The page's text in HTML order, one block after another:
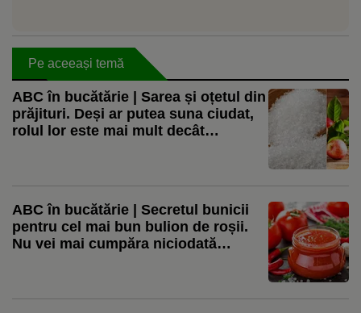
Pe aceeași temă
ABC în bucătărie | Sarea și oțetul din
prăjituri. Deși ar putea suna ciudat,
rolul lor este mai mult decât
ABC în bucătărie | Secretul bunicii
pentru cel mai bun bulion de roșii.
Nu vei mai cumpăra niciodată